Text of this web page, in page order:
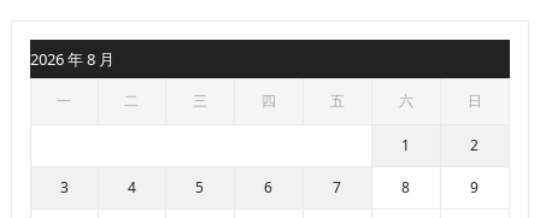
2026 年 8 月
一 二 三 四 五 六 日
1 2
3 4 5 6 7 8
9